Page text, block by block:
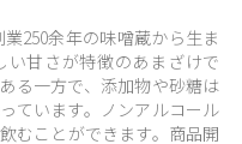
250余年の味噌蔵から生ま
甘さが特徴のあまざけで
る一方で、添加物や砂糖は
ています。ノンアルコール
むことができます。商品開